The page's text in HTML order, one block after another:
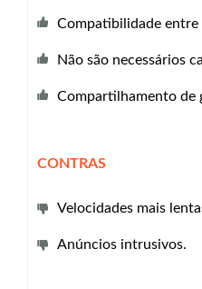
Compatibilidade entre
Não são necessários
Compartilhamento de
CONTRAS
Velocidades mais
Anúncios intrusivos.